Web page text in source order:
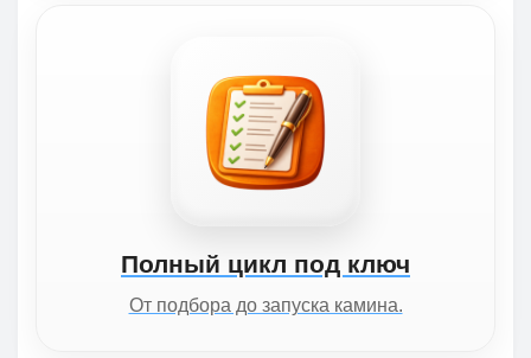
Полный цикл под ключ
От подбора до запуска камина.